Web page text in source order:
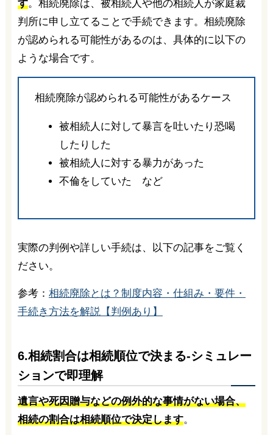
す。相続廃除は、被相続人や他の相続人が家庭裁
判所に申し立てることで手続できます。相続廃除
が認められる可能性があるのは、具体的に以下の
ような場合です。
相続廃除が認められる可能性があるケース
被相続人に対して暴言を吐いたり恐喝
したりした
被相続人に対する暴力があった
不倫をしていた など
実際の判例や詳しい手続は、以下の記事をご覧く
ださい。
参考： 相続廃除とは？制度内容・仕組み・要件・
手続き方法を解説【判例あり】
6.相続割合は相続順位で決まる-シミュレー
ションで即理解
遺言や死因贈与などの例外的な事情がない場合、
相続の割合は相続順位で決定します。